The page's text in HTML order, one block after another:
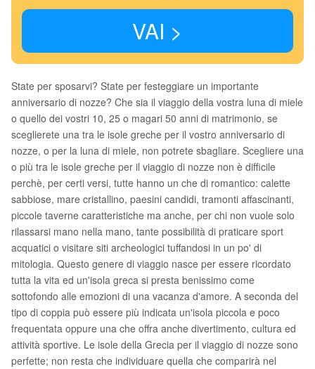
VAI >
State per sposarvi? State per festeggiare un importante
anniversario di nozze? Che sia il viaggio della vostra luna di miele
o quello dei vostri 10, 25 o magari 50 anni di matrimonio, se
sceglierete una tra le isole greche per il vostro anniversario di
nozze, o per la luna di miele, non potrete sbagliare. Scegliere una
o più tra le isole greche per il viaggio di nozze non è difficile
perchè, per certi versi, tutte hanno un che di romantico: calette
sabbiose, mare cristallino, paesini candidi, tramonti affascinanti,
piccole taverne caratteristiche ma anche, per chi non vuole solo
rilassarsi mano nella mano, tante possibilità di praticare sport
acquatici o visitare siti archeologici tuffandosi in un po' di
mitologia. Questo genere di viaggio nasce per essere ricordato
tutta la vita ed un'isola greca si presta benissimo come
sottofondo alle emozioni di una vacanza d'amore. A seconda del
tipo di coppia può essere più indicata un'isola piccola e poco
frequentata oppure una che offra anche divertimento, cultura ed
attività sportive. Le isole della Grecia per il viaggio di nozze sono
perfette; non resta che individuare quella che comparirà nel